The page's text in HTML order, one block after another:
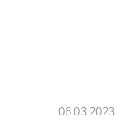
выбор для дома и
06.03.2023